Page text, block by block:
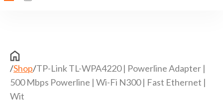
/Shop/TP-Link TL-WPA4220 | Powerline Adapter |
500 Mbps Powerline | Wi-Fi N300 | Fast Ethernet |
Wit